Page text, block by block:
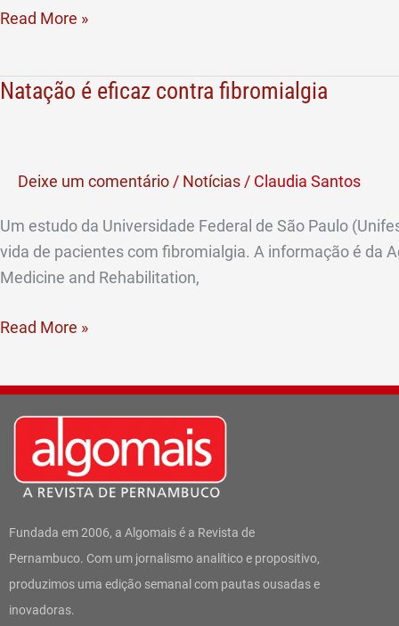
Read More »
Natação é eficaz contra fibromialgia
Deixe um comentário / Notícias / Claudia Santos
Um estudo da Universidade Federal de São Paulo
vida de pacientes com fibromialgia. A informação é da
Medicine and Rehabilitation,
Natação
fibromialgia
Read More »
Fundada em 2006, a Algomais é a Revista de
Pernambuco. Com um jornalismo analítico e propositivo,
produzimos uma edição semanal com pautas ousadas e
inovadoras.